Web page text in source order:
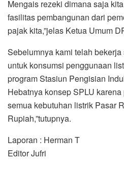
Mengais rezeki dimana saja
fasilitas pembangunan dari
pajak kita,”jelas Ketua Umum
Sebelumnya kami telah
untuk konsumsi penggunaan
program Stasiun Pengisian
Hebatnya konsep SPLU
semua kebutuhan listrik Pasar
Rupiah,”tutupnya.
Laporan : Herman T
Editor Jufri